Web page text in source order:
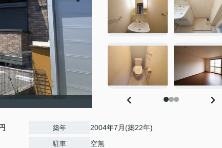
築年 2004年7月(築22年)
駐車 空無